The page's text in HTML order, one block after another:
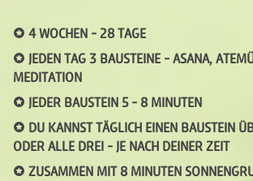
4 WOCHEN - 28 TAGE
JEDEN TAG 3 BAUSTEINE - ASANA,
MEDITATION
JEDER BAUSTEIN 5 - 8 MINUTEN
DU KANNST TÄGLICH EINEN BAUSTEIN
ODER ALLE DREI - JE NACH DEINER ZEIT
ZUSAMMEN MIT 8 MINUTEN